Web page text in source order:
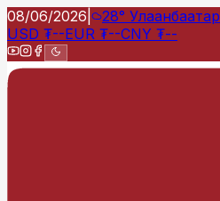
08/06/2026 28° Улаанбаатар
USD ₮--EUR ₮--CNY ₮--